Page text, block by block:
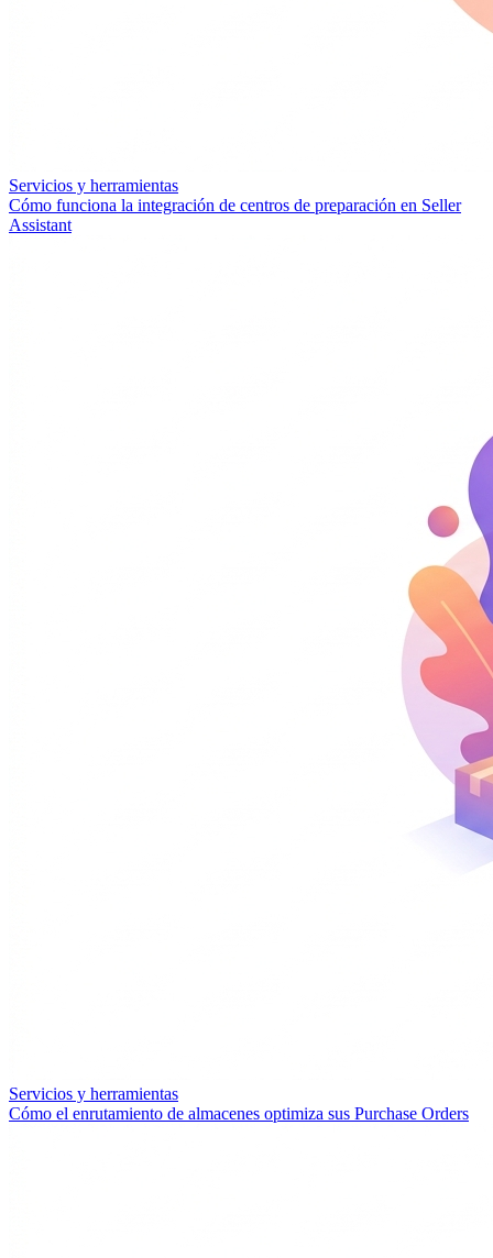
Servicios y herramientas
Cómo funciona la integración de centros de preparación en Seller
Assistant
Servicios y herramientas
Cómo el enrutamiento de almacenes optimiza sus Purchase Orders